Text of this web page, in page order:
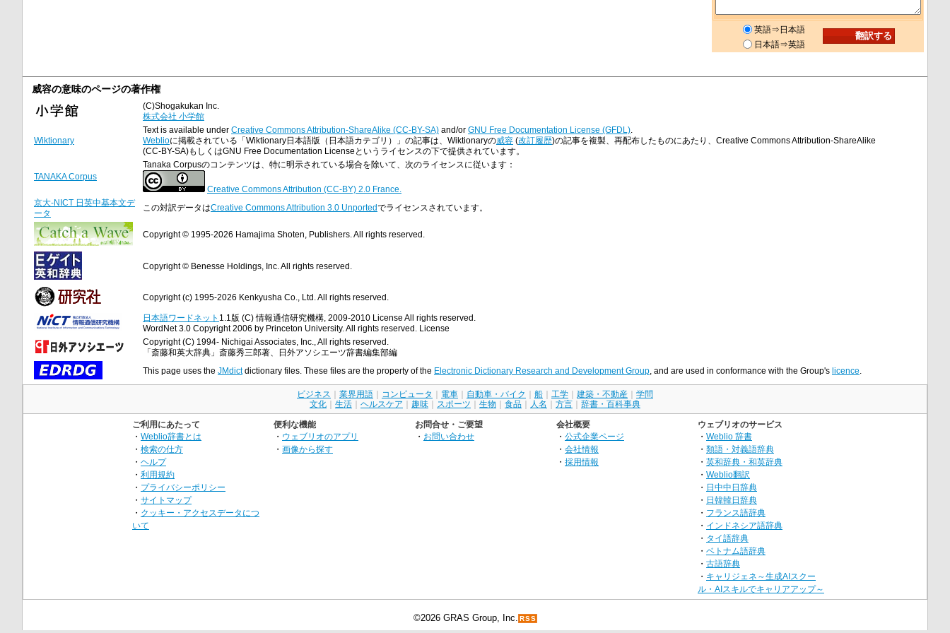
英語⇒日本語
日本語⇒英語
威容の意味のページの著作権
(C)Shogakukan Inc.
株式会社 小学館
Wiktionary
Text is available under Creative Commons Attribution-ShareAlike (CC-BY-SA) and/or GNU Free Documentation License (GFDL)
Weblioに掲載されている「Wiktionary日本語版（日本語カテゴリ）」の記事は、Wiktionaryの威容 (改訂履歴)の記事を複製、再配布したものにあたり、Creative Commons Attribution-ShareAlike
(CC-BY-SA)もしくはGNU Free Documentation Licenseというライセンスの下で提供されています。
TANAKA Corpus
Tanaka Corpusのコンテンツは、特に明示されている場合を除いて、次のライセンスに従います：
Creative Commons Attribution (CC-BY) 2.0 France.
京大-NICT 日英中基本文デ
ータ
この対訳データはCreative Commons Attribution 3.0 Unportedでライセンスされています。
Copyright © 1995-2026 Hamajima Shoten, Publishers. All rights reserved.
Copyright © Benesse Holdings, Inc. All rights reserved.
Copyright (c) 1995-2026 Kenkyusha Co., Ltd. All rights reserved.
日本語ワードネット 1.1版 (C) 情報通信研究機構, 2009-2010 License All rights reserved.
WordNet 3.0 Copyright 2006 by Princeton University. All rights reserved. License
Copyright (C) 1994- Nichigai Associates, Inc., All rights reserved.
「斎藤和英大辞典」斎藤秀三郎著、日外アソシエーツ辞書編集部編
This page uses the JMdictdictionary files. These files are the property of the Electronic Dictionary Research and Development Group , and are used in conformance with the Group's licence
ビジネス 業界用語 コンピュータ 電車 自動車・バイク 船 工学 建築・不動産
学問
文化
生活 ヘルスケア 趣味 スポーツ 生物 食品 人名 方言 辞書・百科事典
ご利用にあたって
・ Weblio辞書とは
・ 検索の仕方
・ ヘルプ
・ 利用規約
・ プライバシーポリシー
・ サイトマップ
・ クッキー・アクセスデータにつ
いて
便利な機能
・ ウェブリオのアプリ
・ 画像から探す
お問合せ・ご要望
・ お問い合わせ
会社概要
・ 公式企業ページ
・ 会社情報
・ 採用情報
ウェブリオのサービス
・ Weblio 辞書
・ 類語・対義語辞典
・ 英和辞典・和英辞典
・ Weblio翻訳
・ 日中中日辞典
・ 日韓韓日辞典
・ フランス語辞典
・ インドネシア語辞典
・ タイ語辞典
・ ベトナム語辞典
・ 古語辞典
・ キャリジェネ～生成AIスクー
ル・AIスキルでキャリアアップ～
©2026 GRAS Group, Inc. RSS